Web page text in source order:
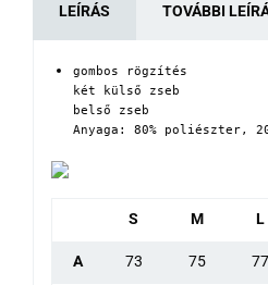
LEÍRÁS TOVÁBBI
gombos rögzítés
két külső zseb
belső zseb
Anyaga: 80% poliészter,
S M L
A 73 75 77